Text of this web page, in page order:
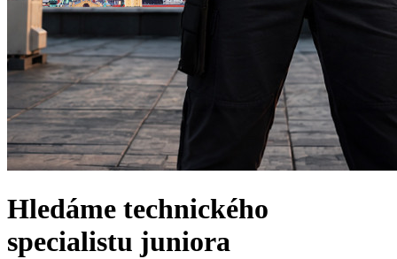
Hledáme technického
specialistu juniora